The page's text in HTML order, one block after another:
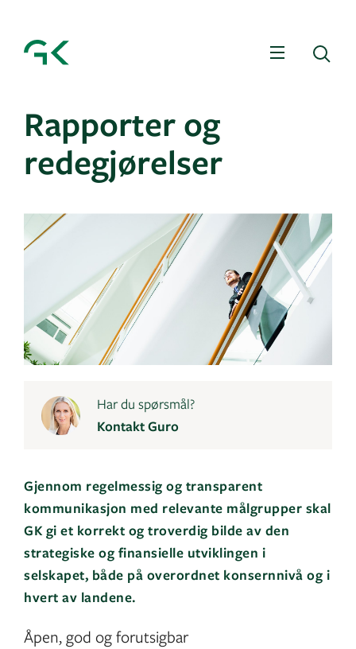
Meny
Rapporter og
redegjørelser
Har du spørsmål?
Kontakt Guro
Gjennom regelmessig og transparent
kommunikasjon med relevante målgrupper skal
GK gi et korrekt og troverdig bilde av den
strategiske og finansielle utviklingen i
selskapet, både på overordnet konsernnivå og i
hvert av landene.
Åpen, god og forutsigbar